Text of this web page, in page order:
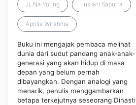
Ji, Na Young Lusiani Saputra
Aprilia Wirahma
Buku ini mengajak pembaca melihat
dunia dari sudut pandang anak-anak-
generasi yang akan hidup di masa
depan yang belum pernah
dibayangkan. Dengan analogi yang
menarik, penulis menggambarkan
betapa terkejutnya seseorang Dinasti